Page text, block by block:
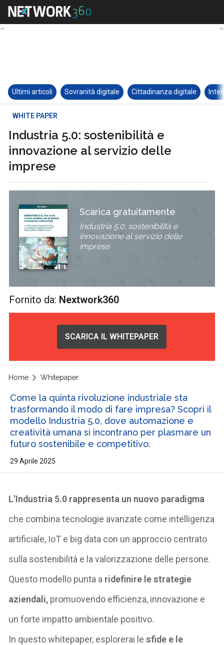
Ultimi articoli Sovranità digitale Cittadinanza digitale
WHITE PAPER
Industria 5.0: sostenibilità e
innovazione al servizio delle
imprese
Scarica gratuitamente
Industria 5.0: sostenibilità e
innovazione al servizio delle
imprese
Fornito da: Nextwork360
SCARICA IL WHITEPAPER
Home Whitepaper
Come la quinta rivoluzione industriale sta
trasformando il modo di fare impresa? Scopri il
modello Industria 5.0, dove automazione e
creatività umana si incontrano per plasmare un
futuro sostenibile e competitivo.
29 Aprile 2025
L’Industria 5.0 rappresenta un nuovo paradigma
che combinatecnologie avanzate come intelligenza
artificiale, IoT e big data con un approccio centrato
sulla sostenibilità e la valorizzazione delle persone.
Questo modello punta a ridefinire le strategie
aziendali, promuovendo efficienza, innovazione e
un forte impatto ambientale positivo.
In questowhitepaper, esplorerai lesfide e le